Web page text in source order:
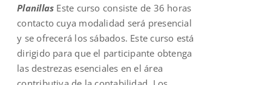
Planillas Este curso consiste de 36 horas
contacto cuya modalidad será presencial
y se ofrecerá los sábados. Este curso está
dirigido para que el participante obtenga
las destrezas esenciales en el área